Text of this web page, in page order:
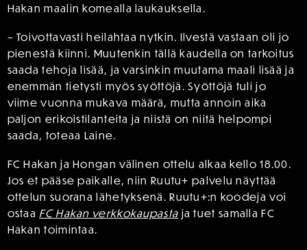
Hakan maalin komealla laukauksella.
– Toivottavasti heilahtaa nytkin. Ilvestä vastaan oli jo
pienestä kiinni. Muutenkin tällä kaudella on tarkoitus
saada tehoja lisää, ja varsinkin muutama maali lisää ja
enemmän tietysti myös syöttöjä. Syöttöjä tuli jo
viime vuonna mukava määrä, mutta annoin aika
paljon erikoistilanteita ja niistä on niitä helpompi
saada, toteaa Laine.
FC Hakan ja Hongan välinen ottelu alkaa kello 18.00.
Jos et pääse paikalle, niin Ruutu+ palvelu näyttää
ottelun suorana lähetyksenä. Ruutu+:n koodeja voi
ostaa FC Hakan verkkokaupasta ja tuet samalla FC
Hakan toimintaa.